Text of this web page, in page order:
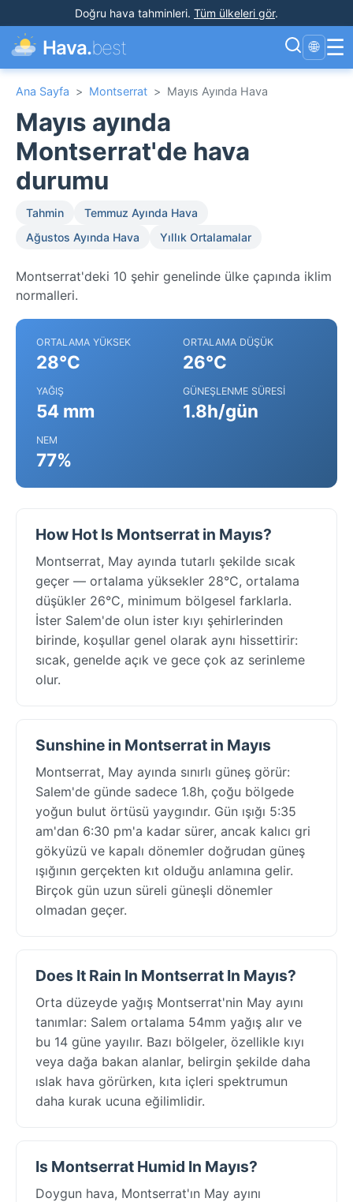
Doğru hava tahminleri. Tüm ülkeleri gör.
Hava.best 🌐 ☰
Ana Sayfa > Montserrat > Mayıs Ayında Hava
Mayıs ayında
Montserrat'de hava
durumu
Tahmin
Temmuz Ayında Hava
Ağustos Ayında Hava
Yıllık Ortalamalar
Montserrat'deki 10 şehir genelinde ülke çapında iklim
normalleri.
ORTALAMA YÜKSEK
28°C
ORTALAMA DÜŞÜK
26°C
YAĞIŞ
54 mm
GÜNEŞLENME SÜRESI
1.8h/gün
NEM
77%
How Hot Is Montserrat in Mayıs?
Montserrat, May ayında tutarlı şekilde sıcak
geçer — ortalama yüksekler 28°C, ortalama
düşükler 26°C, minimum bölgesel farklarla.
İster Salem'de olun ister kıyı şehirlerinden
birinde, koşullar genel olarak aynı hissettirir:
sıcak, genelde açık ve gece çok az serinleme
olur.
Sunshine in Montserrat in Mayıs
Montserrat, May ayında sınırlı güneş görür:
Salem'de günde sadece 1.8h, çoğu bölgede
yoğun bulut örtüsü yaygındır. Gün ışığı 5:35
am'dan 6:30 pm'a kadar sürer, ancak kalıcı gri
gökyüzü ve kapalı dönemler doğrudan güneş
ışığının gerçekten kıt olduğu anlamına gelir.
Birçok gün uzun süreli güneşli dönemler
olmadan geçer.
Does It Rain In Montserrat In Mayıs?
Orta düzeyde yağış Montserrat'nin May ayını
tanımlar: Salem ortalama 54mm yağış alır ve
bu 14 güne yayılır. Bazı bölgeler, özellikle kıyı
veya dağa bakan alanlar, belirgin şekilde daha
ıslak hava görürken, kıta içleri spektrumun
daha kurak ucuna eğilimlidir.
Is Montserrat Humid In Mayıs?
Doygun hava, Montserrat'ın May ayını